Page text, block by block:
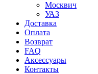
Москвич
УАЗ
Доставка
Оплата
Возврат
FAQ
Аксессуары
Контакты